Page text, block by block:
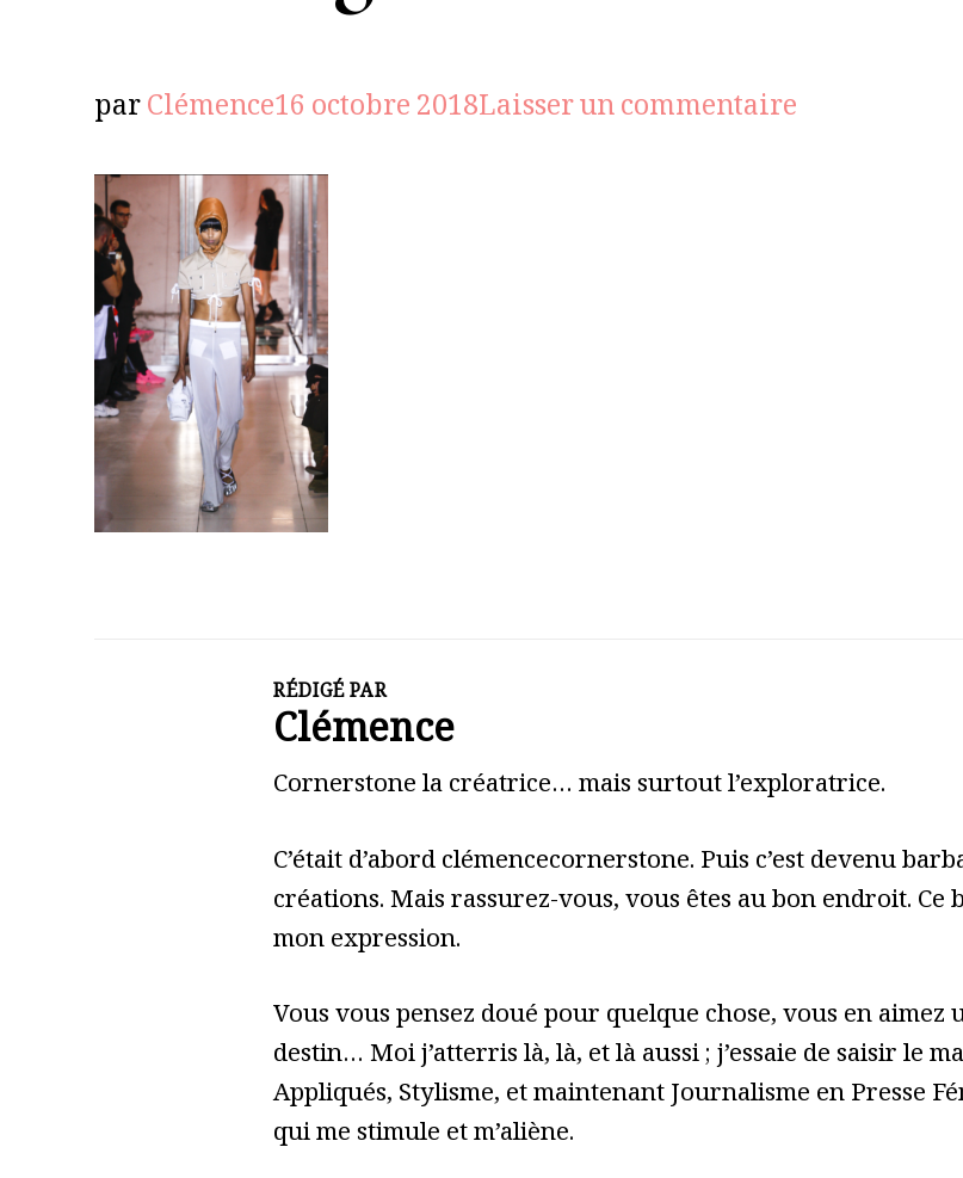
parClémence16 octobre 2018Laisser un commentaire
RÉDIGÉ PAR
Clémence
Cornerstone la créatrice… mais surtout l’exploratrice.
C’était d’abord clémencecornerstone. Puis c’est devenu
créations. Mais rassurez-vous, vous êtes au bon endroit.
mon expression.
Vous vous pensez doué pour quelque chose, vous en
destin… Moi j’atterris là, là, et là aussi ; j’essaie de saisir le
Appliqués, Stylisme, et maintenant Journalisme en Presse
qui me stimule et m’aliène.